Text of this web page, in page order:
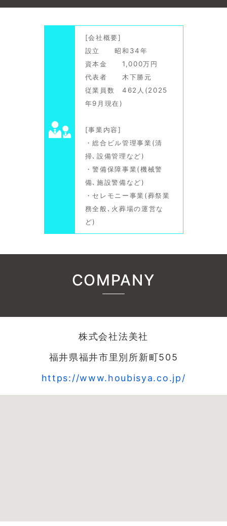
[会社概要]
設立 昭和34年
資本金 1,000万円
代表者 木下勝元
従業員数 462人(2025
年9月現在)
[事業内容]
・総合ビル管理事業(清
掃､設備管理など)
・警備保障事業(機械警
備､施設警備など)
・セレモニー事業(葬祭業
務全般､火葬場の運営な
ど)
COMPANY
株式会社法美社
福井県福井市里別所新町505
https://www.houbisya.co.jp/